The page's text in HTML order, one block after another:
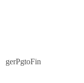
gerPgtoFin